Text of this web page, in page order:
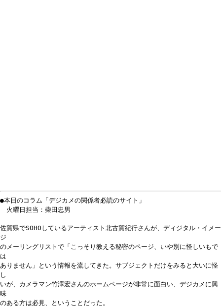
●本日のコラム「デジカメの関係者必読のサイト」
火曜日担当：柴田忠男
佐賀県でSOHOしているアーティスト北古賀紀行さんが、ディジタル・イメー
ジ
のメーリングリストで「こっそり教える秘密のページ、いや別に怪しいもで
は
ありません」という情報を流してきた。サブジェクトだけをみると大いに怪
し
いが、カメラマン竹澤宏さんのホームページが非常に面白い、デジカメに興
味
のある方は必見、ということだった。